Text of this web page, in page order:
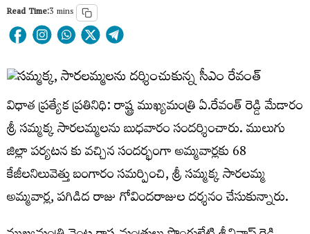
Read Time:3 mins
విధాత ప్రత్యేక ప్రతినిధి: రాష్ట్ర ముఖ్యమంత్రి ఏ.రేవంత్ రెడ్డి మేడారం
శ్రీ సమ్మక్క సారలమ్మలను బుధవారం సందర్శించారు. ములుగు
జిల్లా పర్యటన కు వచ్చిన సందర్భంగా అమ్మవార్లకు 68
కేజీలనిలువెత్తు బంగారం సమర్పించి, శ్రీ సమ్మక్క సారలమ్మ
అమ్మవార్ల, పగిడిద రాజు గోవిందరాజుల దర్శనం చేసుకున్నారు.